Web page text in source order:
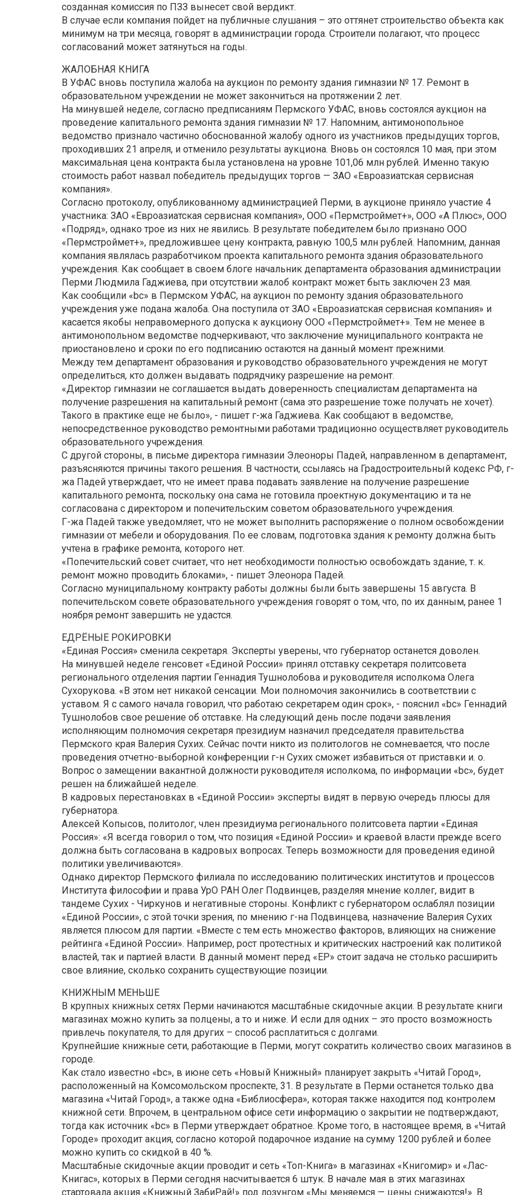
созданная комиссия по ПЗЗ вынесет свой вердикт.
В случае если компания пойдет на публичные слушания – это оттянет строительство объекта как
минимум на три месяца, говорят в администрации города. Строители полагают, что процесс
согласований может затянуться на годы.
ЖАЛОБНАЯ КНИГА
В УФАС вновь поступила жалоба на аукцион по ремонту здания гимназии № 17. Ремонт в
образовательном учреждении не может закончиться на протяжении 2 лет.
На минувшей неделе, согласно предписаниям Пермского УФАС, вновь состоялся аукцион на
проведение капитального ремонта здания гимназии № 17. Напомним, антимонопольное
ведомство признало частично обоснованной жалобу одного из участников предыдущих торгов,
проходивших 21 апреля, и отменило результаты аукциона. Вновь он состоялся 10 мая, при этом
максимальная цена контракта была установлена на уровне 101,06 млн рублей. Именно такую
стоимость работ назвал победитель предыдущих торгов — ЗАО «Евроазиатская сервисная
компания».
Согласно протоколу, опубликованному администрацией Перми, в аукционе приняло участие 4
участника: ЗАО «Евроазиатская сервисная компания», ООО «Пермстроймет+», ООО «А Плюс», ООО
«Подряд», однако трое из них не явились. В результате победителем было признано ООО
«Пермстроймет+», предложившее цену контракта, равную 100,5 млн рублей. Напомним, данная
компания являлась разработчиком проекта капитального ремонта здания образовательного
учреждения. Как сообщает в своем блоге начальник департамента образования администрации
Перми Людмила Гаджиева, при отсутствии жалоб контракт может быть заключен 23 мая.
Как сообщили «bc» в Пермском УФАС, на аукцион по ремонту здания образовательного
учреждения уже подана жалоба. Она поступила от ЗАО «Евроазиатская сервисная компания» и
касается якобы неправомерного допуска к аукциону ООО «Пермстроймет+». Тем не менее в
антимонопольном ведомстве подчеркивают, что заключение муниципального контракта не
приостановлено и сроки по его подписанию остаются на данный момент прежними.
Между тем департамент образования и руководство образовательного учреждения не могут
определиться, кто должен выдавать подрядчику разрешение на ремонт.
«Директор гимназии не соглашается выдать доверенность специалистам департамента на
получение разрешения на капитальный ремонт (сама это разрешение тоже получать не хочет).
Такого в практике еще не было», - пишет г-жа Гаджиева. Как сообщают в ведомстве,
непосредственное руководство ремонтными работами традиционно осуществляет руководитель
образовательного учреждения.
С другой стороны, в письме директора гимназии Элеоноры Падей, направленном в департамент,
разъясняются причины такого решения. В частности, ссылаясь на Градостроительный кодекс РФ, г-
жа Падей утверждает, что не имеет права подавать заявление на получение разрешение
капитального ремонта, поскольку она сама не готовила проектную документацию и та не
согласована с директором и попечительским советом образовательного учреждения.
Г-жа Падей также уведомляет, что не может выполнить распоряжение о полном освобождении
гимназии от мебели и оборудования. По ее словам, подготовка здания к ремонту должна быть
учтена в графике ремонта, которого нет.
«Попечительский совет считает, что нет необходимости полностью освобождать здание, т. к.
ремонт можно проводить блоками», - пишет Элеонора Падей.
Согласно муниципальному контракту работы должны были быть завершены 15 августа. В
попечительском совете образовательного учреждения говорят о том, что, по их данным, ранее 1
ноября ремонт завершить не удастся.
ЕДРЁНЫЕ РОКИРОВКИ
«Единая Россия» сменила секретаря. Эксперты уверены, что губернатор останется доволен.
На минувшей неделе генсовет «Единой России» принял отставку секретаря политсовета
регионального отделения партии Геннадия Тушнолобова и руководителя исполкома Олега
Сухорукова. «В этом нет никакой сенсации. Мои полномочия закончились в соответствии с
уставом. Я с самого начала говорил, что работаю секретарем один срок», - пояснил «bc» Геннадий
Тушнолобов свое решение об отставке. На следующий день после подачи заявления
исполняющим полномочия секретаря президиум назначил председателя правительства
Пермского края Валерия Сухих. Сейчас почти никто из политологов не сомневается, что после
проведения отчетно-выборной конференции г-н Сухих сможет избавиться от приставки и. о.
Вопрос о замещении вакантной должности руководителя исполкома, по информации «bc», будет
решен на ближайшей неделе.
В кадровых перестановках в «Единой России» эксперты видят в первую очередь плюсы для
губернатора.
Алексей Копысов, политолог, член президиума регионального политсовета партии «Единая
Россия»: «Я всегда говорил о том, что позиция «Единой России» и краевой власти прежде всего
должна быть согласована в кадровых вопросах. Теперь возможности для проведения единой
политики увеличиваются».
Однако директор Пермского филиала по исследованию политических институтов и процессов
Института философии и права УрО РАН Олег Подвинцев, разделяя мнение коллег, видит в
тандеме Сухих - Чиркунов и негативные стороны. Конфликт с губернатором ослаблял позиции
«Единой России», с этой точки зрения, по мнению г-на Подвинцева, назначение Валерия Сухих
является плюсом для партии. «Вместе с тем есть множество факторов, влияющих на снижение
рейтинга «Единой России». Например, рост протестных и критических настроений как политикой
властей, так и партией власти. В данный момент перед «ЕР» стоит задача не столько расширить
свое влияние, сколько сохранить существующие позиции.
КНИЖНЫМ МЕНЬШЕ
В крупных книжных сетях Перми начинаются масштабные скидочные акции. В результате книги
магазинах можно купить за полцены, а то и ниже. И если для одних – это просто возможность
привлечь покупателя, то для других – способ расплатиться с долгами.
Крупнейшие книжные сети, работающие в Перми, могут сократить количество своих магазинов в
городе.
Как стало известно «bc», в июне сеть «Новый Книжный» планирует закрыть «Читай Город»,
расположенный на Комсомольском проспекте, 31. В результате в Перми останется только два
магазина «Читай Город», а также одна «Библиосфера», которая также находится под контролем
книжной сети. Впрочем, в центральном офисе сети информацию о закрытии не подтверждают,
тогда как источник «bc» в Перми утверждает обратное. Кроме того, в настоящее время, в «Читай
Городе» проходит акция, согласно которой подарочное издание на сумму 1200 рублей и более
можно купить со скидкой в 40 %.
Масштабные скидочные акции проводит и сеть «Топ-Книга» в магазинах «Книгомир» и «Лас-
Книгас», которых в Перми сегодня насчитывается 6 штук. В начале мая в этих магазинах
стартовала акция «Книжный ЗабиРай!» под лозунгом «Мы меняемся — цены снижаются!». В